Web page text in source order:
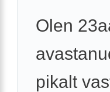
Olen
pikalt